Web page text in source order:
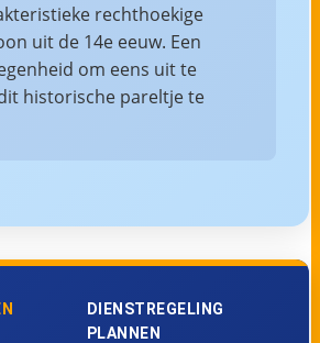
rechthoekige
uit de 14e eeuw. Een
om eens uit te
historische pareltje te
DIENSTREGELING
PLANNEN